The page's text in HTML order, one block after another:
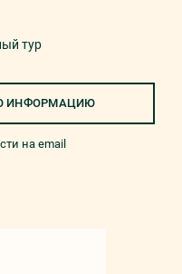
тур
ИНФОРМАЦИЮ
на email